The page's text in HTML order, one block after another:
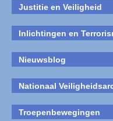
Justitie en Veiligheid
Inlichtingen en
Nieuwsblog
Nationaal
Troepenbewegingen